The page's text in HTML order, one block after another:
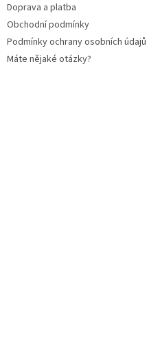
Doprava a platba
Obchodní podmínky
Podmínky ochrany osobních údajů
Máte nějaké otázky?